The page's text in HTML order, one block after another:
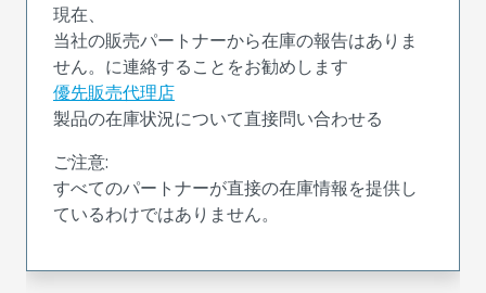
現在、
当社の販売パートナーから在庫の報告はありま
せん。に連絡することをお勧めします
優先販売代理店
製品の在庫状況について直接問い合わせる
ご注意:
すべてのパートナーが直接の在庫情報を提供し
ているわけではありません。